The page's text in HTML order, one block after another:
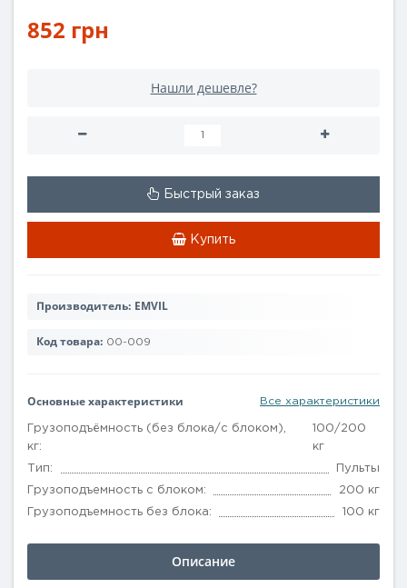
852 грн
Нашли дешевле?
Быстрый заказ
Купить
Производитель: EMVIL
Код товара: 00-009
Основные характеристики Все характеристики
Грузоподъёмность (без блока/с блоком),
кг:
100/200
кг
Тип: Пульты
Грузоподъемность с блоком: 200 кг
Грузоподъемность без блока: 100 кг
Описание